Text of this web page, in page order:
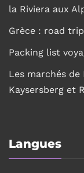
la Riviera aux
Grèce : road
Packing list
Les marchés de
Kaysersberg et
Langues